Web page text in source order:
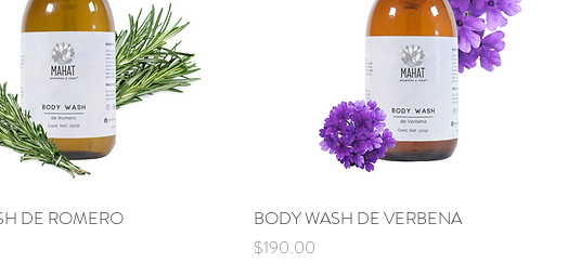
Vista rápida
DE ROMERO
Vista rápida
BODY WASH DE VERBENA
Precio
$190.00